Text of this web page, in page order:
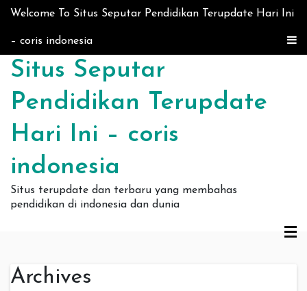
Skip to content
Welcome To Situs Seputar Pendidikan Terupdate Hari Ini
– coris indonesia
Situs Seputar
Pendidikan Terupdate
Hari Ini – coris
indonesia
Situs terupdate dan terbaru yang membahas
pendidikan di indonesia dan dunia
Archives